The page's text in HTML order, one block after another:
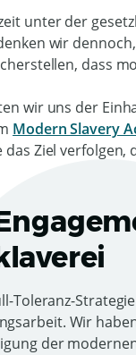
unter der
wir
dass
wir uns der
Modern Slavery
Ziel
Toleranz-
Wir
der